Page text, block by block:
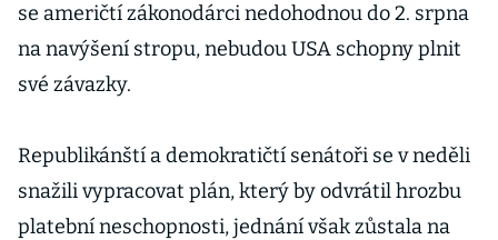
se američtí zákonodárci nedohodnou do 2. srpna
na navýšení stropu, nebudou USA schopny plnit
své závazky.
Republikánští a demokratičtí senátoři se v neděli
snažili vypracovat plán, který by odvrátil hrozbu
platební neschopnosti, jednání však zůstala na